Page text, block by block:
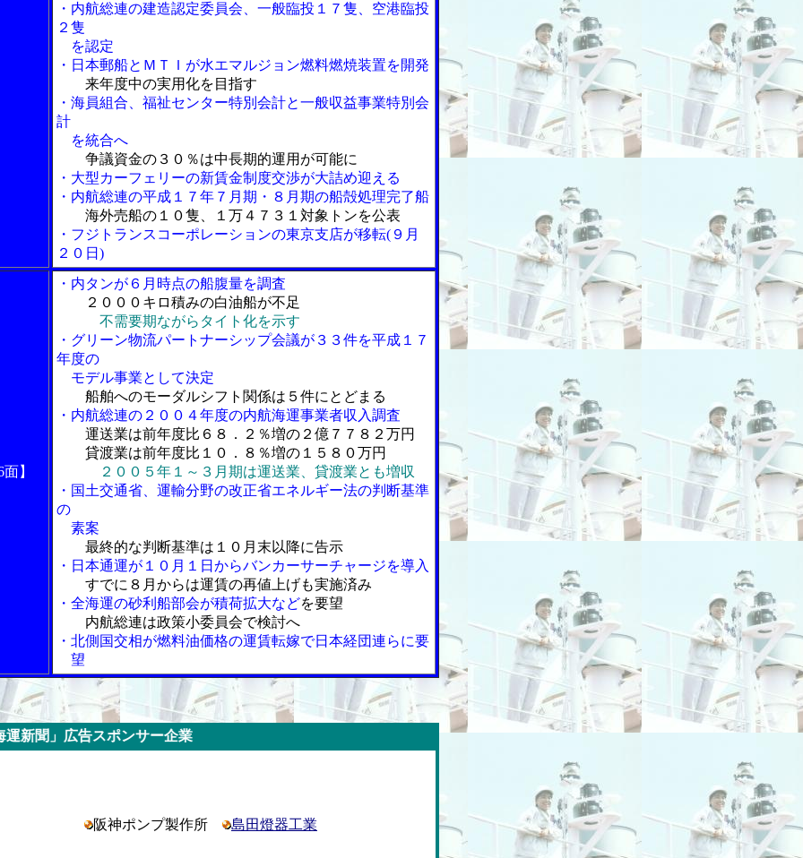
・内航総連の建造認定委員会、一般臨投１７隻、空港臨投
２隻
を認定
・日本郵船とＭＴＩが水エマルジョン燃料燃焼装置を開発
来年度中の実用化を目指す
・海員組合、福祉センター特別会計と一般収益事業特別会
計
を統合へ
争議資金の３０％は中長期的運用が可能に
・大型カーフェリーの新賃金制度交渉が大詰め迎える
・内航総連の平成１７年７月期・８月期の船殻処理完了船
海外売船の１０隻、１万４７３１対象トンを公表
・フジトランスコーポレーションの東京支店が移転(９月
２０日)
】
・内タンが６月時点の船腹量を調査
２０００キロ積みの白油船が不足
不需要期ながらタイト化を示す
・グリーン物流パートナーシップ会議が３３件を平成１７
年度の
モデル事業として決定
船舶へのモーダルシフト関係は５件にとどまる
・内航総連の２００４年度の内航海運事業者収入調査
運送業は前年度比６８．２％増の２億７７８２万円
貸渡業は前年度比１０．８％増の１５８０万円
２００５年１～３月期は運送業、貸渡業とも増収
・国土交通省、運輸分野の改正省エネルギー法の判断基準
の
素案
最終的な判断基準は１０月末以降に告示
・日本通運が１０月１日からバンカーサーチャージを導入
すでに８月からは運賃の再値上げも実施済み
・全海運の砂利船部会が積荷拡大などを要望
内航総連は政策小委員会で検討へ
・北側国交相が燃料油価格の運賃転嫁で日本経団連らに要
望
ポンサー企業
阪神ポンプ製作所 島田燈器工業